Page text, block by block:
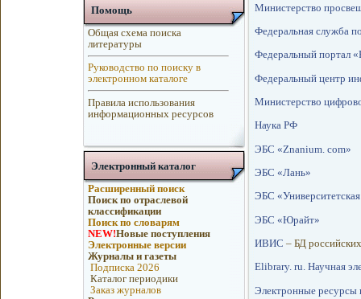
Помощь
Общая схема поиска
литературы
Руководство по поиску в
электронном каталоге
Правила использования
информационных ресурсов
Электронный каталог
Расширенный поиск
Поиск по отраслевой
классификации
Поиск по словарям
NEW!Новые поступления
Электронные версии
Журналы и газеты
Подписка 2026
Каталог периодики
Заказ журналов
Министерство
Федеральная служба
Федеральный портал
Федеральный центр
Министерство
Наука РФ
ЭБС «Znanium. сom»
ЭБС «Лань»
ЭБС
ЭБС «Юрайт»
ИВИС – БД
Elibrary. ru. Научная
Электронные ресурсы